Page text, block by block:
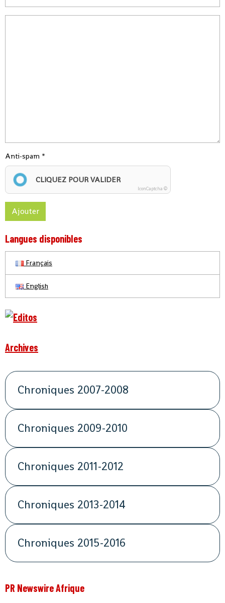
Anti-spam
CLIQUEZ POUR VALIDER
IconCaptcha ©
Ajouter
Langues disponibles
Français
English
Archives
Chroniques 2007-2008
Chroniques 2009-2010
Chroniques 2011-2012
Chroniques 2013-2014
Chroniques 2015-2016
PR Newswire Afrique